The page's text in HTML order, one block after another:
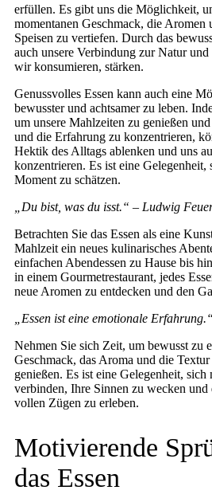
erfüllen. Es gibt uns die Möglichkeit,
momentanen Geschmack, die Aromen
Speisen zu vertiefen. Durch das
auch unsere Verbindung zur Natur
wir konsumieren, stärken.
Genussvolles Essen kann auch eine
bewusster und achtsamer zu leben.
um unsere Mahlzeiten zu genießen
und die Erfahrung zu konzentrieren,
Hektik des Alltags ablenken und uns
konzentrieren. Es ist eine Gelegenheit,
Moment zu schätzen.
„Du bist, was du isst.“ – Ludwig
Betrachten Sie das Essen als eine
Mahlzeit ein neues kulinarisches
einfachen Abendessen zu Hause bis
in einem Gourmetrestaurant, jedes
neue Aromen zu entdecken und den
„Essen ist eine emotionale
Nehmen Sie sich Zeit, um bewusst zu
Geschmack, das Aroma und die
genießen. Es ist eine Gelegenheit, sich
verbinden, Ihre Sinnen zu wecken und
vollen Zügen zu erleben.
Motivierende
das Essen